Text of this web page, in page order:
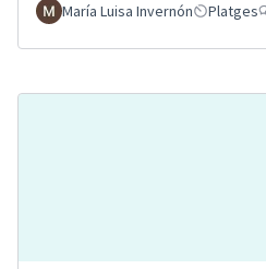
María Luisa Invernón Platges